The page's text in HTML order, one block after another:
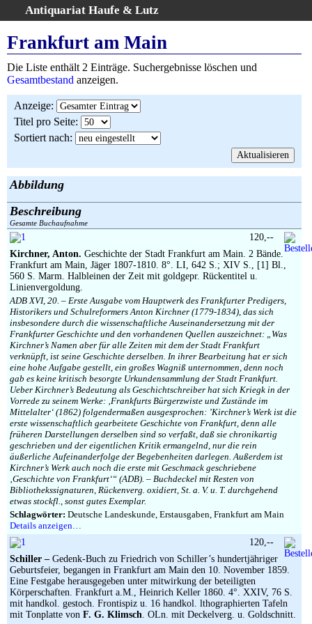
Antiquariat Haufe & Lutz
Home
Gesamtbestand
Kategorien
Schlagwörter
Suchergebnisse
AGB
Widerruf
Über uns
Aktuelle Kataloge
Kontakt
Ankauf
Links
Impressum
Frankfurt am Main
Die Liste enthält 2 Einträge. Suchergebnisse löschen und
Gesamtbestand anzeigen.
Anzeige:
Titel pro Seite:
Sortiert nach:
Abbildung
Beschreibung
Gesamte Buchaufnahme
Kirchner, Anton. Geschichte der Stadt Frankfurt am Main. 2 Bände.
Frankfurt am Main, Jäger 1807-1810. 8°. LI, 642 S.; XIV S., [1] Bl.,
560 S. Marm. Halbleinen der Zeit mit goldgepr. Rückentitel u.
Linienvergoldung.
ADB XVI, 20. – Erste Ausgabe vom Hauptwerk des Frankfurter Predigers,
Historikers und Schulreformers Anton Kirchner (1779-1834), das sich
insbesondere durch die wissenschaftliche Auseinandersetzung mit der
Frankfurter Geschichte und den vorhandenen Quellen auszeichnet: „Was
Kirchner’s Namen aber für alle Zeiten mit dem der Stadt Frankfurt
verknüpft, ist seine Geschichte derselben. In ihrer Bearbeitung hat er sich
eine hohe Aufgabe gestellt, ein großes Wagniß unternommen, denn noch
gab es keine kritisch besorgte Urkundensammlung der Stadt Frankfurt.
Ueber Kirchner’s Bedeutung als Geschichtschreiber hat sich Kriegk in der
Vorrede zu seinem Werke: ‚Frankfurts Bürgerzwiste und Zustände im
Mittelalter‘ (1862) folgendermaßen ausgesprochen: ’Kirchner’s Werk ist die
erste wissenschaftlich gearbeitete Geschichte von Frankfurt, denn alle
früheren Darstellungen derselben sind so verfaßt, daß sie chronikartig
geschrieben und der eigentlichen Kritik ermangelnd, nur die rein
äußerliche Aufeinanderfolge der Begebenheiten darlegen. Außerdem ist
Kirchner’s Werk auch noch die erste mit Geschmack geschriebene
‚Geschichte von Frankfurt‘“ (ADB). – Buchdeckel mit Resten von
Bibliothekssignaturen, Rückenverg. oxidiert, St. a. V. u. T. durchgehend
etwas stockfl., sonst gutes Exemplar.
Schlagwörter: Deutsche Landeskunde, Erstausgaben, Frankfurt am Main
Details anzeigen…
120,--
Schiller – Gedenk-Buch zu Friedrich von Schiller’s hundertjähriger
Geburtsfeier, begangen in Frankfurt am Main den 10. November 1859.
Eine Festgabe herausgegeben unter mitwirkung der beteiligten
Körperschaften. Frankfurt a.M., Heinrich Keller 1860. 4°. XXIV, 76 S.
mit handkol. gestoch. Frontispiz u. 16 handkol. lthographierten Tafeln
mit Tonplatte von F. G. Klimsch. OLn. mit Deckelverg. u. Goldschnitt.
120,--